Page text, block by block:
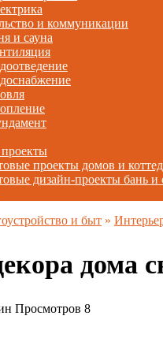
и коммуникации
и сауна
проекты домов и
дизайн-проекты бань и
и быт »
дома
Просмотров 8